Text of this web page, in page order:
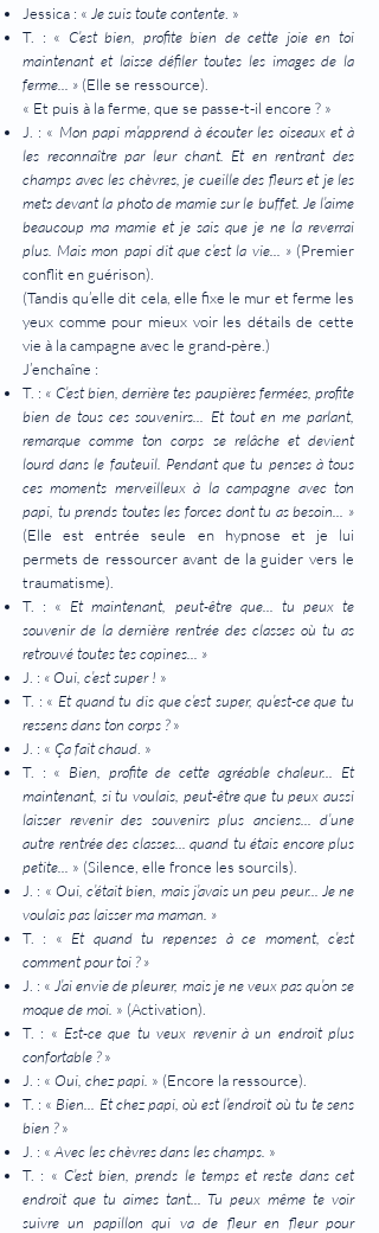
Jessica : « Je suis toute contente . »
T. : « C’est bien, profite bien de cette joie en toi
maintenant et laisse défiler toutes les images de la
ferme... » (Elle se ressource).
« Et puis à la ferme, que se passe-t-il encore ? »
J. : « Mon papi m’apprend à écouter les oiseaux et à
les reconnaître par leur chant. Et en rentrant des
champs avec les chèvres, je cueille des fleurs et je les
mets devant la photo de mamie sur le buffet. Je l’aime
beaucoup ma mamie et je sais que je ne la reverrai
plus. Mais mon papi dit que c’est la vie... »(Premier
conflit en guérison).
(Tandis qu’elle dit cela, elle fixe le mur et ferme les
yeux comme pour mieux voir les détails de cette
vie à la campagne avec le grand-père.)
J’enchaîne :
T. : « C’est bien, derrière tes paupières fermées, profite
bien de tous ces souvenirs... Et tout en me parlant,
remarque comme ton corps se relâche et devient
lourd dans le fauteuil. Pendant que tu penses à tous
ces moments merveilleux à la campagne avec ton
papi, tu prends toutes les forces dont tu as besoin... »
(Elle est entrée seule en hypnose et je lui
permets de ressourcer avant de la guider vers le
traumatisme).
T. : « Et maintenant, peut-être que... tu peux te
souvenir de la dernière rentrée des classes où tu as
retrouvé toutes tes copines... »
J. : « Oui, c’est super ! »
T. : « Et quand tu dis que c’est super, qu’est-ce que tu
ressens dans ton corps ?»
J. : « Ça fait chaud . »
T. : « Bien, profite de cette agréable chaleur... Et
maintenant, si tu voulais, peut-être que tu peux aussi
laisser revenir des souvenirs plus anciens... d’une
autre rentrée des classes... quand tu étais encore plus
petite... » (Silence, elle fronce les sourcils).
J. : « Oui, c’était bien, mais j’avais un peu peur... Je ne
voulais pas laisser ma maman. »
T. : « Et quand tu repenses à ce moment, c’est
comment pour toi ? »
J. : « J’ai envie de pleurer, mais je ne veux pas qu’on se
moque de moi. » (Activation).
T. : « Est-ce que tu veux revenir à un endroit plus
confortable ?»
J. : « Oui, chez papi. » (Encore la ressource).
T. : « Bien... Et chez papi, où est l’endroit où tu te sens
bien ?»
J. : « Avec les chèvres dans les champs. »
T. : « C’est bien, prends le temps et reste dans cet
endroit que tu aimes tant... Tu peux même te voir
suivre un papillon qui va de fleur en fleur pour